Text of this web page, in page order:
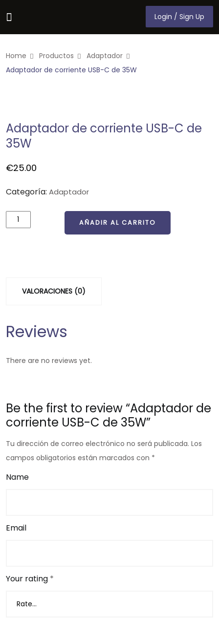
Login / Sign Up
Login / Sign Up
Home Productos
Adaptador
Adaptador de corriente USB-C de 35W
Adaptador de corriente USB-C de
35W
€25.00
Categoría: Adaptador
AÑADIR AL CARRITO
VALORACIONES (0)
Reviews
There are no reviews yet.
Be the first to review “Adaptador de
corriente USB-C de 35W”
Tu dirección de correo electrónico no será publicada. Los
campos obligatorios están marcados con *
Name
Email
Your rating *